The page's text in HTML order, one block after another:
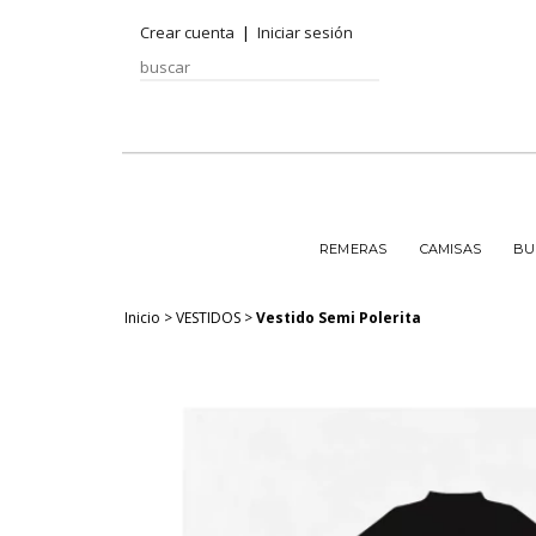
Crear cuenta | Iniciar sesión
REMERAS CAMISAS
Inicio >VESTIDOS >Vestido Semi Polerita